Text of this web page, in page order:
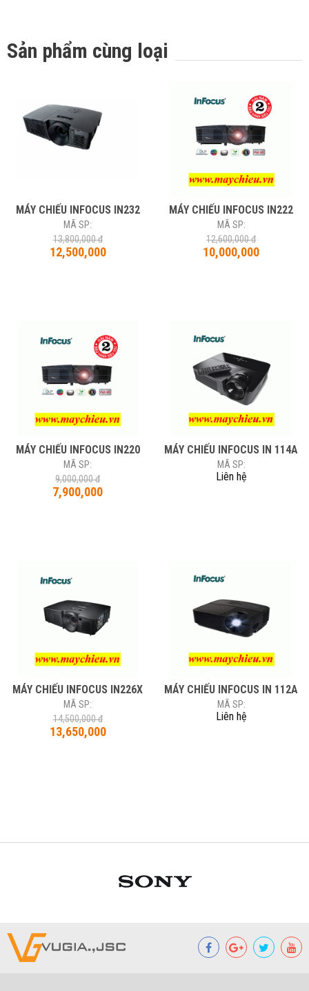
Sản phẩm cùng loại
MÁY CHIẾU INFOCUS IN232
MÃ SP:
13,800,000 đ
12,500,000
MÁY CHIẾU INFOCUS IN222
MÃ SP:
12,600,000 đ
10,000,000
MÁY CHIẾU INFOCUS IN220
MÃ SP:
9,000,000 đ
7,900,000
MÁY CHIẾU INFOCUS IN 114A
MÃ SP:
Liên hệ
MÁY CHIẾU INFOCUS IN226X
MÃ SP:
14,500,000 đ
13,650,000
MÁY CHIẾU INFOCUS IN 112A
MÃ SP:
Liên hệ